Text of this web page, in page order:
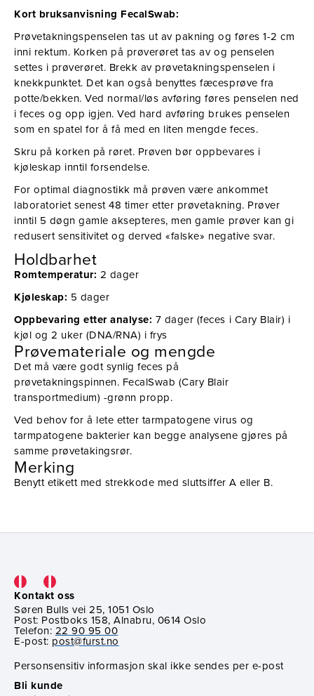
Kort bruksanvisning FecalSwab:
Prøvetakningspenselen tas ut av pakning og føres 1-2 cm
inni rektum. Korken på prøverøret tas av og penselen
settes i prøverøret. Brekk av prøvetakningspenselen i
knekkpunktet. Det kan også benyttes fæcesprøve fra
potte/bekken. Ved normal/løs avføring føres penselen ned
i feces og opp igjen. Ved hard avføring brukes penselen
som en spatel for å få med en liten mengde feces.
Skru på korken på røret. Prøven bør oppbevares i
kjøleskap inntil forsendelse.
For optimal diagnostikk må prøven være ankommet
laboratoriet senest 48 timer etter prøvetakning. Prøver
inntil 5 døgn gamle aksepteres, men gamle prøver kan gi
redusert sensitivitet og derved «falske» negative svar.
Holdbarhet
Romtemperatur: 2 dager
Kjøleskap: 5 dager
Oppbevaring etter analyse: 7 dager (feces i Cary Blair) i
kjøl og 2 uker (DNA/RNA) i frys
Prøvemateriale og mengde
Det må være godt synlig feces på
prøvetakningspinnen. FecalSwab (Cary Blair
transportmedium) -grønn propp.
Ved behov for å lete etter tarmpatogene virus og
tarmpatogene bakterier kan begge analysene gjøres på
samme prøvetakingsrør.
Merking
Benytt etikett med strekkode med sluttsiffer A eller B.
Kontakt oss
Søren Bulls vei 25, 1051 Oslo
Post: Postboks 158, Alnabru, 0614 Oslo
Telefon: 22 90 95 00
E-post: post@furst.no
Personsensitiv informasjon skal ikke sendes per e-post
Bli kunde